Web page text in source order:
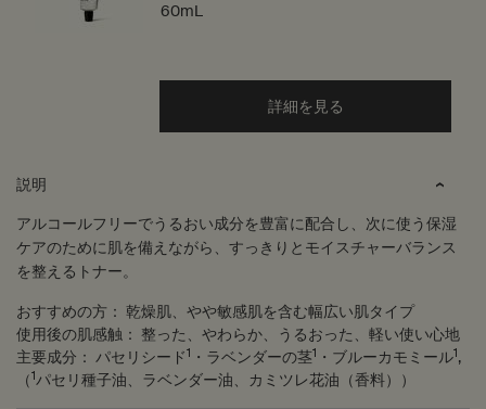
60mL
詳細を見る
説明
アルコールフリーでうるおい成分を豊富に配合し、次に使う保湿
ケアのために肌を備えながら、すっきりとモイスチャーバランス
を整えるトナー。
おすすめの方： 乾燥肌、やや敏感肌を含む幅広い肌タイプ
使用後の肌感触： 整った、やわらか、うるおった、軽い使い心地
主要成分： パセリシード1 ・ラベンダーの茎1 ・ブルーカモミール1,
（1パセリ種子油、ラベンダー油、カミツレ花油（香料））